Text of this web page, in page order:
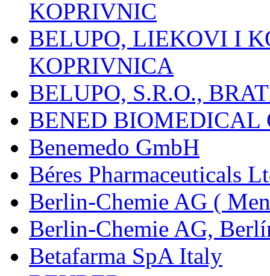
KOPRIVNIC
BELUPO, LIEKOVI I
KOPRIVNICA
BELUPO, S.R.O.,
BENED BIOMEDICAL
Benemedo GmbH
Béres Pharmaceuticals
Berlin-Chemie AG (
Berlin-Chemie AG,
Betafarma SpA Italy